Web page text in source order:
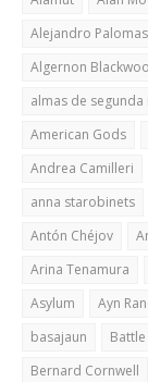
Alejandro Palomas
Algernon
almas de segunda
American Gods
Andrea Camilleri
anna starobinets
Antón Chéjov
Arina Tenamura
Asylum
Ayn
basajaun
Bernard Cornwell